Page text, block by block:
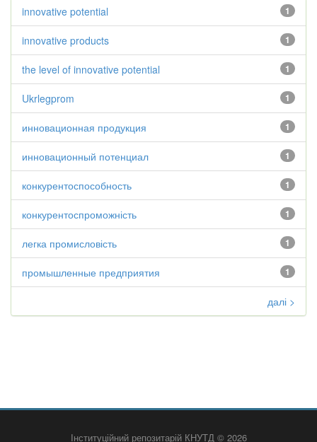
1
innovative potential
1
innovative products
1
the level of innovative potential
1
Ukrlegprom
1
инновационная продукция
1
инновационный потенциал
1
конкурентоспособность
1
конкурентоспроможність
1
легка промисловість
1
промышленные предприятия
далі >
Інституційний репозитарій КНУТД © 2026